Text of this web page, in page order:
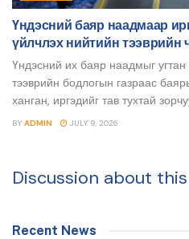
Үндэсний баяр наадмаар
үйлчлэх нийтийн тээврийн
Үндэсний их баяр наадмыг
тээврийн бодлогын газраас
ханган, иргэдийг тав тухтай
BY ADMIN JULY 9, 2026
Discussion about
Recent News